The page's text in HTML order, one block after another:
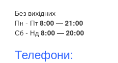
Без вихідних
Пн - Пт8:00 — 21:00
Сб - Нд 8:00 — 20:00
Телефони: